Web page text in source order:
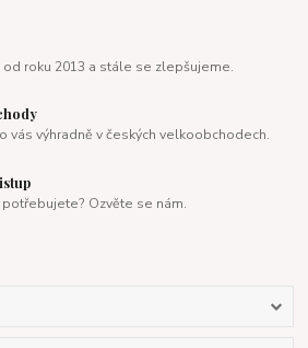
od roku 2013 a stále se zlepšujeme.
vás výhradně v českých velkoobchodech.
Ozvěte se nám.